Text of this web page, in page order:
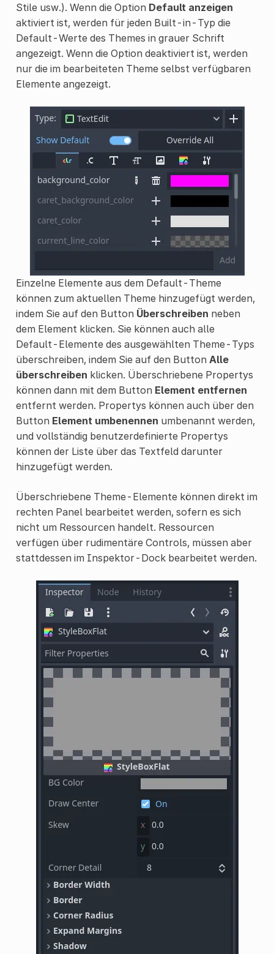
Stile usw.). Wenn die Option Default anzeigen
aktiviert ist, werden für jeden Built-in-Typ die
Default-Werte des Themes in grauer Schrift
angezeigt. Wenn die Option deaktiviert ist, werden
nur die im bearbeiteten Theme selbst verfügbaren
Elemente angezeigt.
Einzelne Elemente aus dem Default-Theme
können zum aktuellen Theme hinzugefügt werden,
indem Sie auf den Button Überschreiben neben
dem Element klicken. Sie können auch alle
Default-Elemente des ausgewählten Theme-Typs
überschreiben, indem Sie auf den Button Alle
überschreiben klicken. Überschriebene Propertys
können dann mit dem Button Element entfernen
entfernt werden. Propertys können auch über den
Button Element umbenennen umbenannt werden,
und vollständig benutzerdefinierte Propertys
können der Liste über das Textfeld darunter
hinzugefügt werden.
Überschriebene Theme-Elemente können direkt im
rechten Panel bearbeitet werden, sofern es sich
nicht um Ressourcen handelt. Ressourcen
verfügen über rudimentäre Controls, müssen aber
stattdessen im Inspektor-Dock bearbeitet werden.